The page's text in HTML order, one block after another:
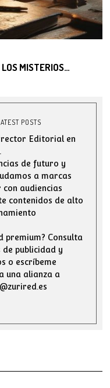
MISTERIOS…
POSTS
Editorial en
de futuro y
a marcas
audiencias
contenidos de alto
premium? Consulta
de publicidad y
o escríbeme
una alianza a